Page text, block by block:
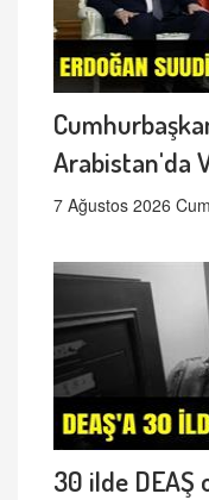
Arabistan'da
7 Ağustos 2026
30 ilde DEAŞ